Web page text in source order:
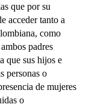
que por su
acceder tanto a
como
padres
que sus hijos e
personas o
de mujeres
o